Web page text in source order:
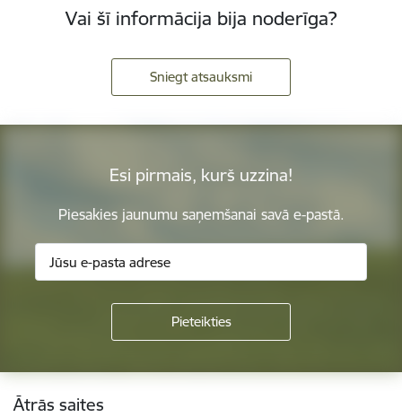
Vai šī informācija bija noderīga?
Sniegt atsauksmi
Esi pirmais, kurš uzzina!
Piesakies jaunumu saņemšanai savā e-pastā.
Kājene
Ātrās saites